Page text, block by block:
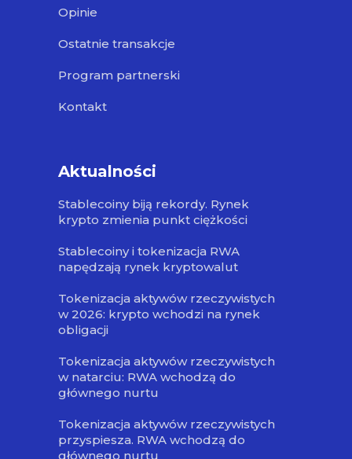
Opinie
Ostatnie transakcje
Program partnerski
Kontakt
Aktualności
Stablecoiny biją rekordy. Rynek
krypto zmienia punkt ciężkości
Stablecoiny i tokenizacja RWA
napędzają rynek kryptowalut
Tokenizacja aktywów rzeczywistych
w 2026: krypto wchodzi na rynek
obligacji
Tokenizacja aktywów rzeczywistych
w natarciu: RWA wchodzą do
głównego nurtu
Tokenizacja aktywów rzeczywistych
przyspiesza. RWA wchodzą do
głównego nurtu